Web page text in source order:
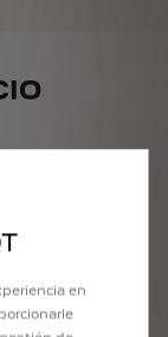
de empresa:
en